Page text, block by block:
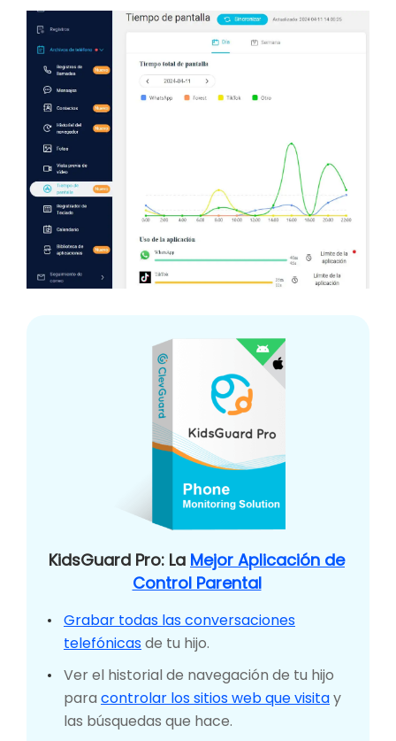
KidsGuard Pro: La Mejor Aplicación de
Control Parental
Grabar todas las conversaciones
telefónicasde tu hijo.
Ver el historial de navegación de tu hijo
para controlar los sitios web que visitay
las búsquedas que hace.